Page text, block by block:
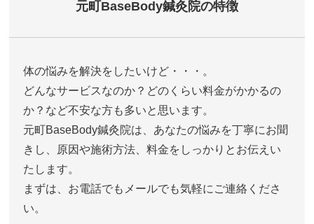
元町BaseBody鍼灸院の特徴
体の悩みを解決をしたいけど・・・。
どんなサービスなのか？どのくらい料金がかかるの
か？など不安な方も多いと思います。
元町BaseBody鍼灸院は、あなたの悩みを丁寧にお聞
きし、原因や施術方法、料金をしっかりとお伝えい
たします。
まずは、お電話でもメールでも気軽にご連絡くださ
い。